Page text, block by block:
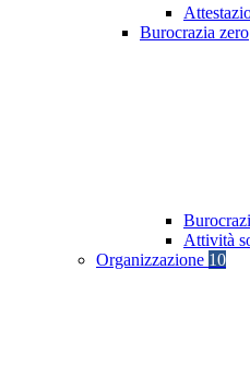
Burocrazia zero
Attività
Organizzazione 10